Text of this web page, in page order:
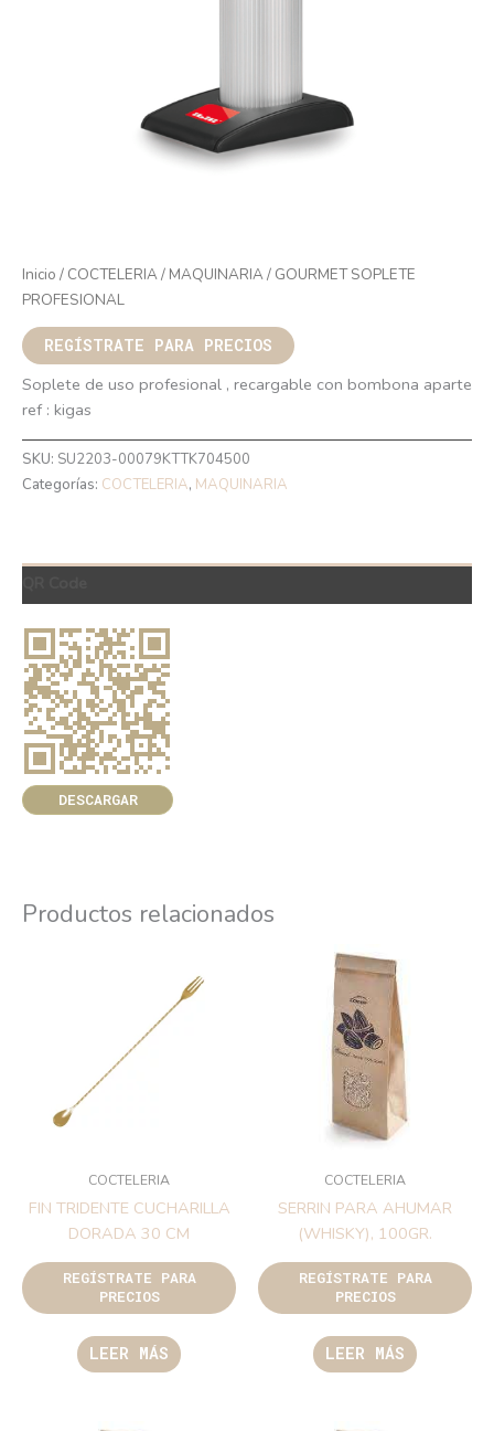
Inicio / COCTELERIA/ MAQUINARIA/ GOURMET SOPLETE
PROFESIONAL
REGÍSTRATE PARA PRECIOS
Soplete de uso profesional , recargable con bombona aparte
ref : kigas
SKU: SU2203-00079KTTK704500
Categorías: COCTELERIA, MAQUINARIA
DESCARGAR
Productos relacionados
COCTELERIA
FIN TRIDENTE CUCHARILLA
DORADA 30 CM
REGÍSTRATE PARA
PRECIOS
LEER MÁS
COCTELERIA
SERRIN PARA AHUMAR
(WHISKY), 100GR.
REGÍSTRATE PARA
PRECIOS
LEER MÁS